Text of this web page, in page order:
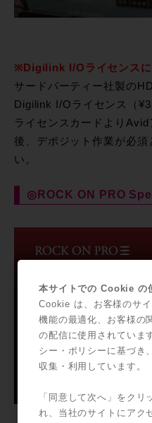
※Digilink I/Oライセンスに
サードパーティー社製の
Digilink I/Oライセンス（
ライセンスカードより
後、デポジット作業が必須
い。
◎ROCK ON PRO
本サイトでの Cookie の
Cookie は、お客様のサ
機能の最適化、お客様の
の配信に使用されていま
シー・ポリシーに基づき
収集・利用しています。
「同意して次へ」をク
れ、当社のサイトにアク